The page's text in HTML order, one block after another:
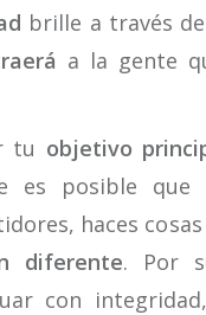
brille a través
a la gente
tu objetivo
es posible que
haces
diferente. Por
con